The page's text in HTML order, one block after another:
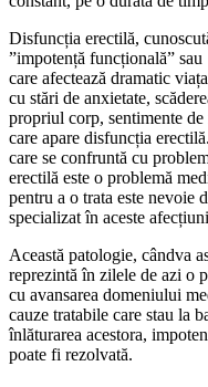
Disfuncția erectilă,
”impotență funcțională”
care afectează dramatic
cu stări de anxietate,
propriul corp, sentimente
care apare disfuncția
care se confruntă cu
erectilă este o problemă
pentru a o trata este nevoie
specializat în aceste
Această patologie, cândva
reprezintă în zilele de azi o
cu avansarea domeniului
cauze tratabile care stau la
înlăturarea acestora,
poate fi rezolvată.